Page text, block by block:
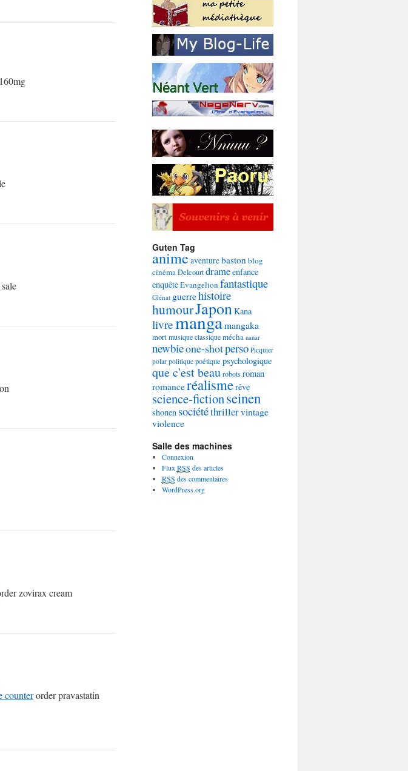
zovirax cream
counterorder pravastatin
Guten Tag
animeaventurebaston blog
cinémaDelcourtdrameenfance
enquêteEvangelion fantastique
Glénat guerrehistoire
humourJapon Kana
livremangamangaka
mortmusique classiquemécha nanar
newbieone-shotperso Picquier
polar politique poétique psychologique
que c'est beaurobotsroman
romanceréalismerêve
science-fictionseinen
shonen sociététhrillervintage
violence
Salle des machines
Connexion
Flux RSS des articles
RSS des commentaires
WordPress.org